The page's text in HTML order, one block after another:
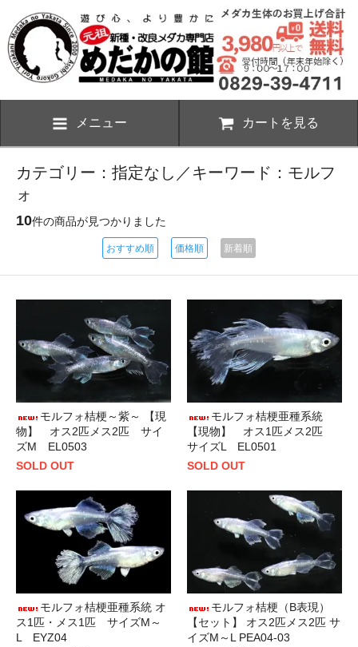
メニュー カートを見る
カテゴリー：指定なし／キーワード：モルフ
ォ
10件の商品が見つかりました
おすすめ順 価格順 新着順
モルフォ桔梗～紫～ 【現
物】 オス2匹メス2匹 サイ
ズM EL0503
SOLD OUT
モルフォ桔梗亜種系統
【現物】 オス1匹メス2匹
サイズL EL0501
SOLD OUT
モルフォ桔梗亜種系統 オ
ス1匹・メス1匹 サイズM～
L EYZ04
モルフォ桔梗（B表現）
【セット】 オス2匹メス2匹 サ
イズM～L PEA04-03